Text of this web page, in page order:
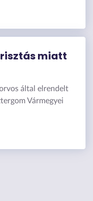
miatt
által elrendelt
Vármegyei